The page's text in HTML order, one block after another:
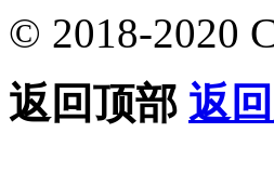
© 2018-2020
返回顶部 返